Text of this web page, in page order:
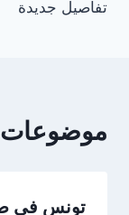
تفاصيل جديدة
تونس في